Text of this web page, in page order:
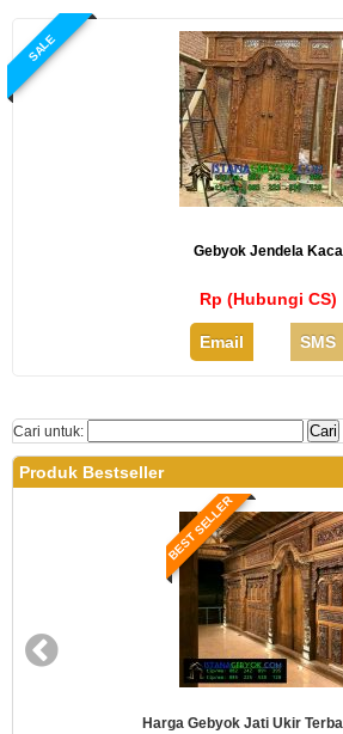
SALE
Gebyok Jendela Kaca
Rp (Hubungi CS)
Email SMS
Cari untuk:
Produk Bestseller
BEST SELLER
Harga Gebyok Jati Ukir